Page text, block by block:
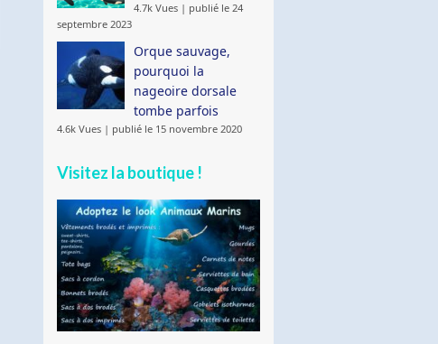
4.7k Vues | publié le 24
septembre 2023
Orque sauvage,
pourquoi la
nageoire dorsale
tombe parfois
4.6k Vues | publié le 15 novembre 2020
Visitez la boutique !